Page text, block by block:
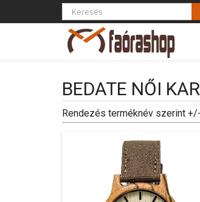
BEDATE NŐI
Rendezés terméknév szerint +/-